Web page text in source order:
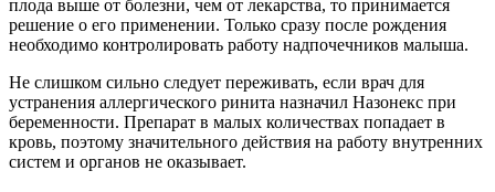
плода выше от болезни, чем от лекарства, то принимается
решение о его применении. Только сразу после рождения
необходимо контролировать работу надпочечников малыша.
Не слишком сильно следует переживать, если врач для
устранения аллергического ринита назначил Назонекс при
беременности. Препарат в малых количествах попадает в
кровь, поэтому значительного действия на работу внутренних
систем и органов не оказывает.